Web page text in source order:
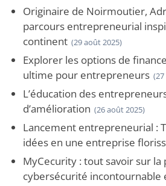
Originaire de Noirmoutier,
parcours entrepreneurial
continent (29 août 2025)
Explorer les options de
ultime pour entrepreneurs
L’éducation des
d’amélioration (26 août 2025)
Lancement entrepreneurial :
idées en une entreprise
MyCecurity : tout savoir sur
cybersécurité incontournable